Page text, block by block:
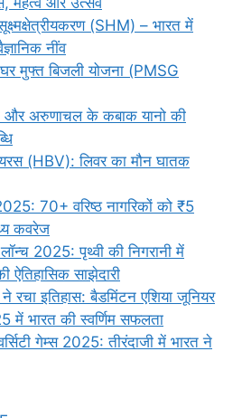
(SHM) – भारत में
नींव
घर मुफ्त बिजली योजना (PMSG
और अरुणाचल के कबाक यानो की
(HBV): लिवर का मौन घातक
70+ वरिष्ठ नागरिकों को ₹5
कवरेज
2025: पृथ्वी की निगरानी में
ऐतिहासिक साझेदारी
रचा इतिहास: बैडमिंटन एशिया जूनियर
में भारत की स्वर्णिम सफलता
गेम्स 2025: तीरंदाजी में भारत ने